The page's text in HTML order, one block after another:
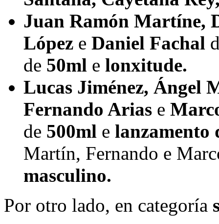
Juan Ramón Martíne,
López e Daniel Fachal
de 50ml e lonxitude.
Lucas Jiménez, Ángel
Fernando Arias e
de 500ml e lanzamento
Martín, Fernando e
masculino.
Por otro lado, en categoría